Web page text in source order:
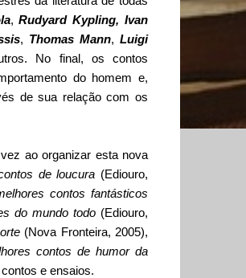
, Rudyard Kypling, Ivan
, Thomas Mann, Luigi
No final, os contos
do homem e,
de sua relação com os
ao organizar esta nova
de loucura (Ediouro,
contos fantásticos
do mundo todo (Ediouro,
(Nova Fronteira, 2005),
contos de humor da
e ensaios.